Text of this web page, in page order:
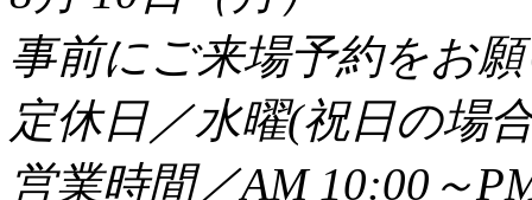
事前にご来場予約をお
定休日／水曜(祝日の場
営業時間／AM 10:00～